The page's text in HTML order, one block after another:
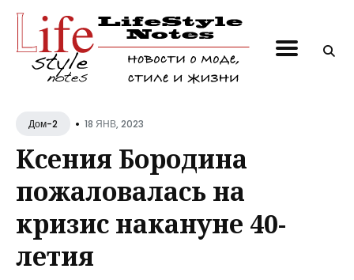
Поиск
Дом-2 • 18 ЯНВ, 2023
Ксения Бородина
пожаловалась на
кризис накануне 40-
летия